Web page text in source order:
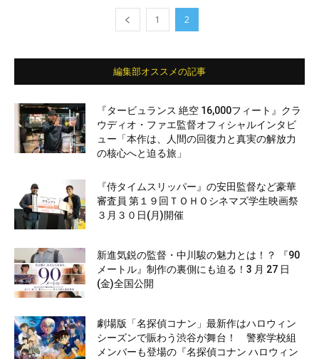
1 2
編集部オススメの記事
『タービュランス 絶空 16,000フィート』クラ
ウディオ・ファエ監督オフィシャルインタビ
ュー「本作は、人間の回復力と真実の解放力
の核心へと迫る旅」
『侍タイムスリッパー』の安田監督など豪華
審査員 第１９回ＴＯＨＯシネマズ学生映画祭
３月３０日(月)開催
新進気鋭の監督・中川駿の魅力とは！？ 『90
メートル』制作の裏側にも迫る！3 月 27 日
(金)全国公開
劇場版「名探偵コナン」最新作はハロウィン
シーズンで賑わう渋谷が舞台！ 警察学校組
メンバーも登場の『名探偵コナン ハロウィン